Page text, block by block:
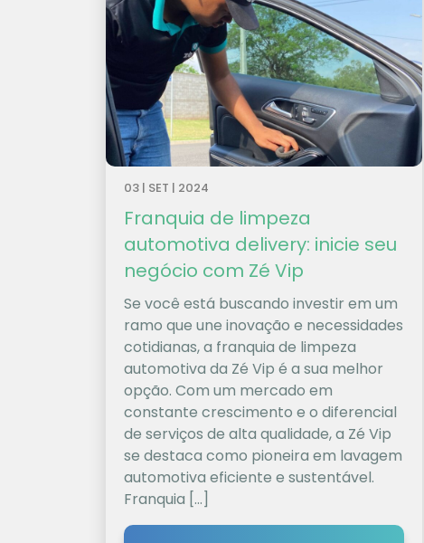
03 | SET | 2024
Franquia de limpeza
automotiva delivery: inicie seu
negócio com Zé Vip
Se você está buscando investir em um
ramo que une inovação e necessidades
cotidianas, a franquia de limpeza
automotiva da Zé Vip é a sua melhor
opção. Com um mercado em
constante crescimento e o diferencial
de serviços de alta qualidade, a Zé Vip
se destaca como pioneira em lavagem
automotiva eficiente e sustentável.
Franquia […]